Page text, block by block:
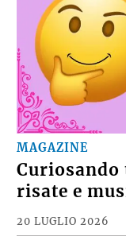
MAGAZINE
risate e
20 LUGLIO 2026